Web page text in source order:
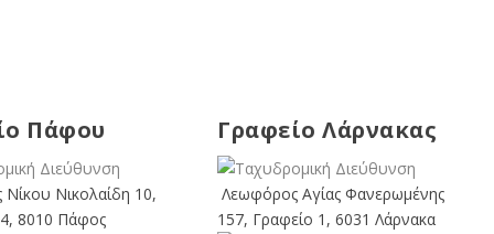
Πάφου
Νικολαίδη 10,
8010 Πάφος
Γραφείο Λάρνακας
Λεωφόρος Αγίας Φανερωμένης
157, Γραφείο 1, 6031 Λάρνακα